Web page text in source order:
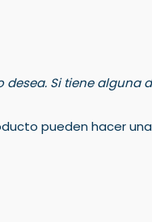
Si tiene alguna
pueden hacer